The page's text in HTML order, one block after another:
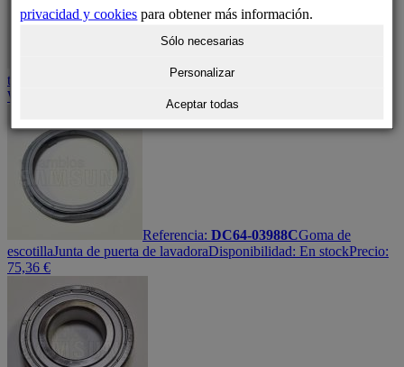
tambor
En stockPrecio:17,53
WS0119
Referencia: DC64-03988CGoma de
escotillaJunta de puerta de lavadoraDisponibilidad: En stockPrecio:
75,36 €
privacidad y cookies para obtener más información.
Sólo necesarias
Personalizar
Aceptar todas